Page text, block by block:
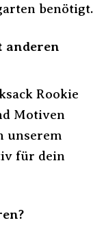
benötigt.
anderen
Rookie
Motiven
unserem
für dein